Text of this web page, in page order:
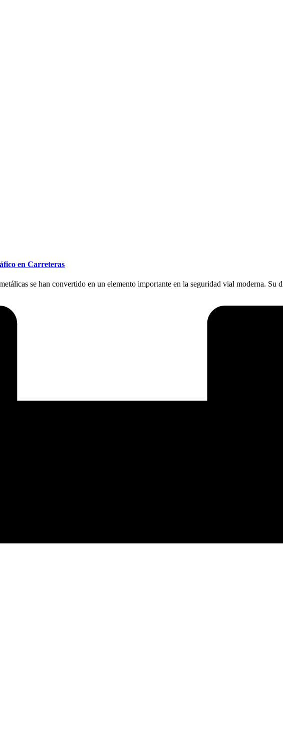
en Carreteras
se han convertido en un elemento importante en la seguridad vial moderna. Su